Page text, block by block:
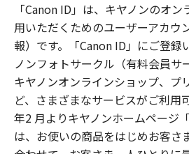
「Canon ID」は、キヤノンのオ
用いただくためのユーザーアカウ
報）です。「Canon ID」にご登録
ノンフォトサークル（有料会員サ
キヤノンオンラインショップ、プ
ど、さまざまなサービスがご利用
年2 月よりキヤノンホームページ
は、お使いの商品をはじめお客さ